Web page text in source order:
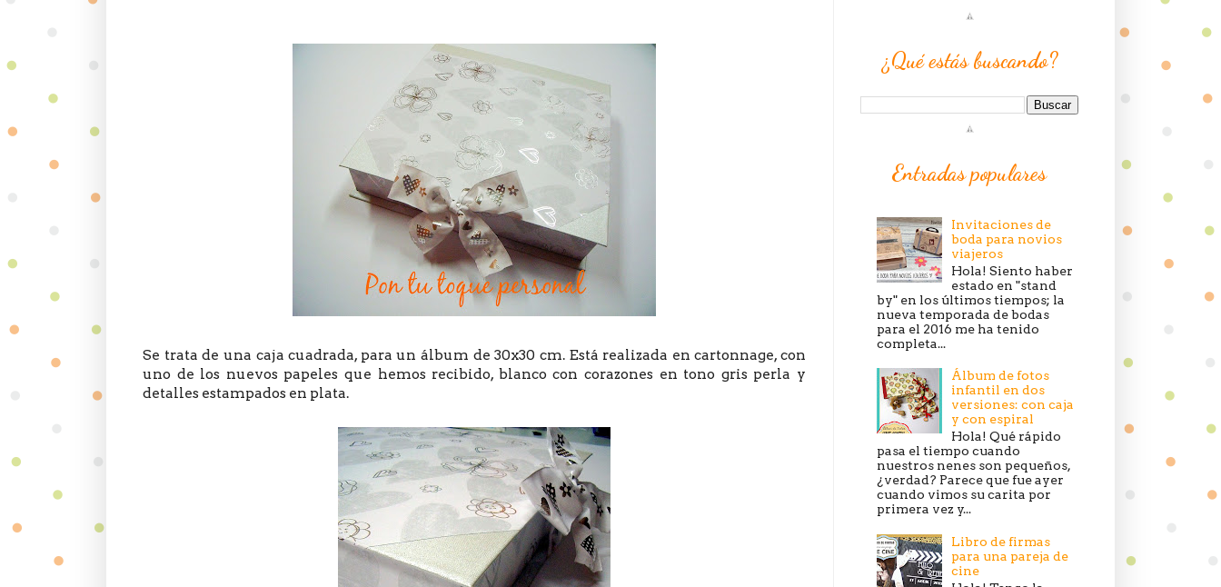
Se trata de una caja cuadrada, para un álbum de 30x30 cm. Está realizada en cartonnage, con
uno de los nuevos papeles que hemos recibido, blanco con corazones en tono gris perla y
detalles estampados en plata.
¿Qué estás buscando?
Entradas populares
Invitaciones de
boda para novios
viajeros
Hola! Siento haber
estado en "stand
by" en los últimos tiempos; la
nueva temporada de bodas
para el 2016 me ha tenido
completa...
Álbum de fotos
infantil en dos
versiones: con caja
y con espiral
Hola! Qué rápido
pasa el tiempo cuando
nuestros nenes son pequeños,
¿verdad? Parece que fue ayer
cuando vimos su carita por
primera vez y...
Libro de firmas
para una pareja de
cine